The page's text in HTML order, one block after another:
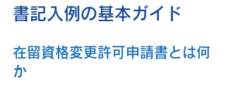
書記入例の基本ガイド
在留資格変更許可申請書とは何
か